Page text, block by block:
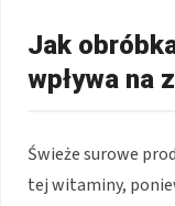
Jak
wpływa na
Świeże surowe
tej witaminy,